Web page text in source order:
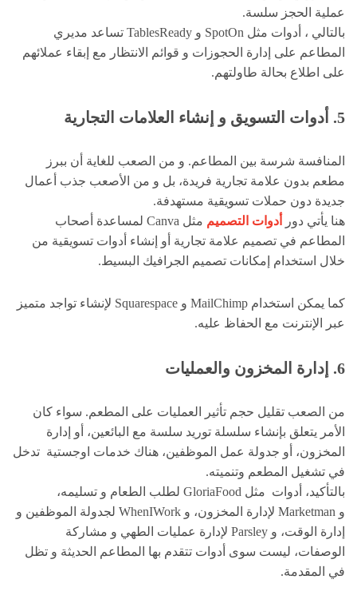
عملية الحجز سلسة.
بالتالي ، أدوات مثل SpotOn و TablesReady تساعد مديري
المطاعم على إدارة الحجوزات و قوائم الانتظار مع إبقاء عملائهم
على اطلاع بحالة طاولتهم.
5. أدوات التسويق و إنشاء العلامات التجارية
المنافسة شرسة بين المطاعم. و من الصعب للغاية أن ببرز
مطعم بدون علامة تجارية فريدة، بل و من الأصعب جذب أعمال
جديدة دون حملات تسويقية مستهدفة.
هنا يأتي دور
أدوات التصميم
مثل Canva لمساعدة أصحاب
المطاعم في تصميم علامة تجارية أو إنشاء أدوات تسويقية من
خلال استخدام إمكانات تصميم الجرافيك البسيط.
كما يمكن استخدام MailChimp و Squarespace لإنشاء تواجد متميز
عبر الإنترنت مع الحفاظ عليه.
6. إدارة المخزون والعمليات
من الصعب تقليل حجم تأثير العمليات على المطعم. سواء كان
الأمر يتعلق بإنشاء سلسلة توريد سلسة مع البائعين، أو إدارة
المخزون، أو جدولة عمل الموظفين، هناك خدمات اوجستية تدخل
في تشغيل المطعم وتنميته.
بالتأكيد، أدوات مثل GloriaFood لطلب الطعام و تسليمه،
و Marketman لإدارة المخزون، و WhenIWork لجدولة الموظفين و
إدارة الوقت، و Parsley لإدارة عمليات الطهي و مشاركة
الوصفات، ليست سوى أدوات تتقدم بها المطاعم الحديثة و تظل
في المقدمة.